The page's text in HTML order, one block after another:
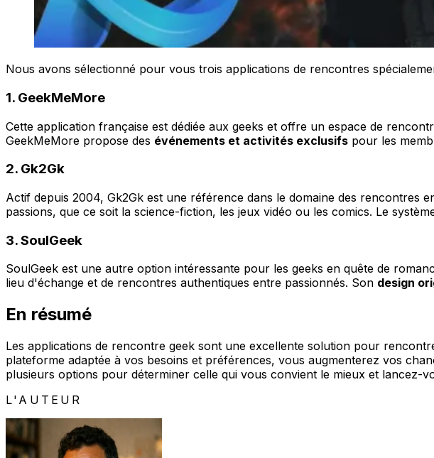
Nous avons sélectionné pour vous trois applications de rencontres
1. GeekMeMore
Cette application française est dédiée aux geeks et offre un espace de
GeekMeMore propose des événements et activités exclusifs pour les
2. Gk2Gk
Actif depuis 2004, Gk2Gk est une référence dans le domaine des rencontres
passions, que ce soit la science-fiction, les jeux vidéo ou les comics. Le
3. SoulGeek
SoulGeek est une autre option intéressante pour les geeks en quête de
lieu d'échange et de rencontres authentiques entre passionnés. Son design
En résumé
Les applications de rencontre geek sont une excellente solution pour
plateforme adaptée à vos besoins et préférences, vous augmenterez vos
plusieurs options pour déterminer celle qui vous convient le mieux et lancez-
L'AUTEUR